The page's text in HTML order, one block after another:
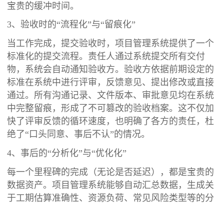
宝贵的缓冲时间。
3、验收时的“流程化”与“留痕化”
当工作完成，提交验收时，项目管理系统提供了一个
标准化的提交流程。责任人通过系统提交所有交付
物，系统会自动通知验收方。验收方依据前期设定的
标准在系统中进行评审，反馈意见、提出修改或直接
通过。所有沟通记录、文件版本、审批意见均在系统
中完整留痕，形成了不可篡改的验收档案。这不仅加
快了评审反馈的循环速度，也明确了各方的责任，杜
绝了“口头同意、事后不认”的情况。
4、事后的“分析化”与“优化化”
每一个里程碑的完成（无论是否延迟），都是宝贵的
数据资产。项目管理系统能够自动汇总数据，生成关
于工期估算准确性、资源负荷、常见风险类型等的分